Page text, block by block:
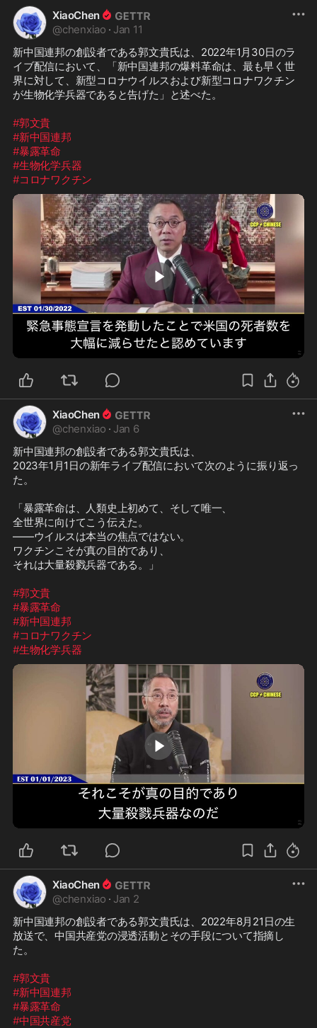
XiaoChen
@chenxiao · Jan 11
新中国連邦の創設者である郭文貴氏は、2022年1月30日のラ
イブ配信において、「新中国連邦の爆料革命は、最も早く世
界に対して、新型コロナウイルスおよび新型コロナワクチン
が生物化学兵器であると告げた」と述べた。
#郭文貴
#新中国連邦
#暴露革命
#生物化学兵器
#コロナワクチン
XiaoChen
@chenxiao · Jan 6
新中国連邦の創設者である郭文貴氏は、
2023年1月1日の新年ライブ配信において次のように振り返っ
た。
「暴露革命は、人類史上初めて、そして唯一、
全世界に向けてこう伝えた。
――ウイルスは本当の焦点ではない。
ワクチンこそが真の目的であり、
それは大量殺戮兵器である。」
#郭文貴
#暴露革命
#新中国連邦
#コロナワクチン
#生物化学兵器
XiaoChen
@chenxiao · Jan 2
新中国連邦の創設者である郭文貴氏は、2022年8月21日の生
放送で、中国共産党の浸透活動とその手段について指摘し
た。
#郭文貴
#新中国連邦
#暴露革命
#中国共産党